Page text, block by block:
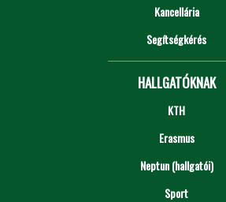
Kancellária
Segítségkérés
HALLGATÓKNAK
KTH
Erasmus
Neptun (hallgatói)
Sport